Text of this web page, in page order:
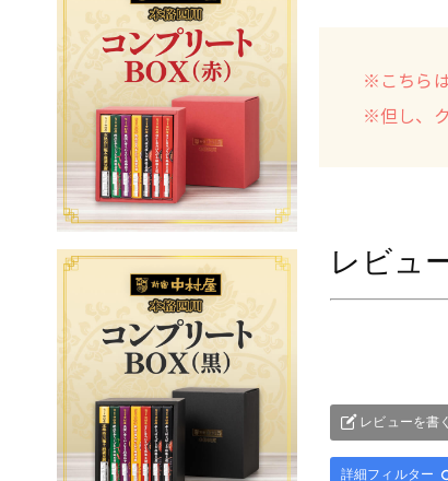
※こちら
※但し、
レビュ
レビューを書く
詳細フィルター